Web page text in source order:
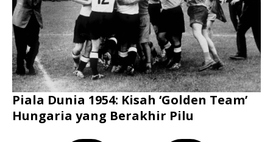
Piala Dunia 1954: Kisah ‘Golden Team’
Hungaria yang Berakhir Pilu